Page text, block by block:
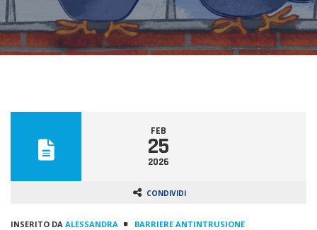
FEB
25
2026
CONDIVIDI
INSERITO DA ALESSANDRA
BARRIERE ANTINTRUSIONE